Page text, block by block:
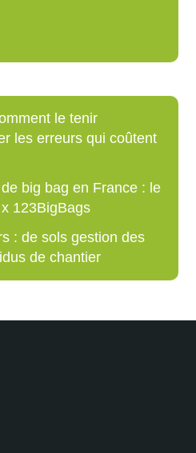
le tenir
les erreurs qui coûtent
big bag en France : le
123BigBags
: de sols gestion des
de chantier